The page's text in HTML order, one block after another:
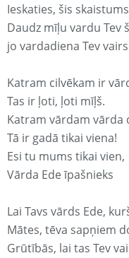
Ieskaties, šis
Daudz mīļu vardu Tev
jo vardadiena Tev
Katram cilvēkam ir
Tas ir ļoti, ļoti mīļš.
Katram vārdam vārda
Tā ir gadā tikai viena!
Esi tu mums tikai vien,
Vārda Ede īpašnieks
Lai Tavs vārds Ede,
Mātes, tēva sapņiem
Grūtībās, lai tas Tev